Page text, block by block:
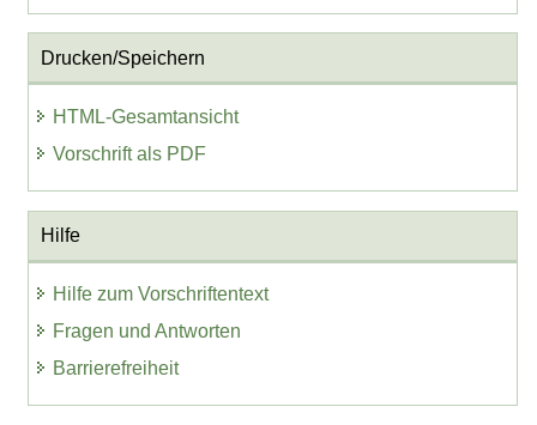
Drucken/Speichern
HTML-Gesamtansicht
Vorschrift als PDF
Hilfe
Hilfe zum Vorschriftentext
Fragen und Antworten
Barrierefreiheit